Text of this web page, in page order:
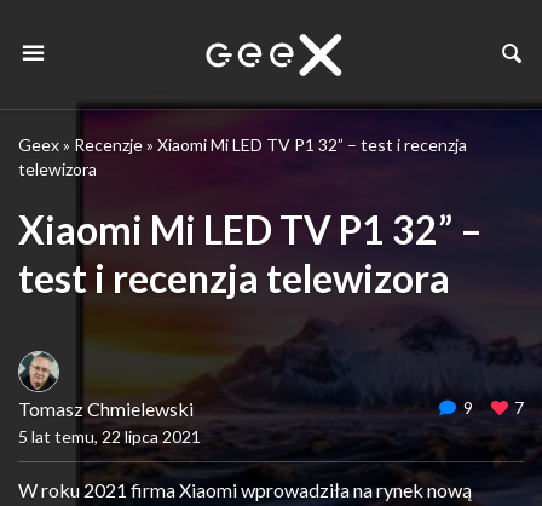
Geex» Recenzje» Xiaomi Mi LED TV P1 32” – test i recenzja
telewizora
Xiaomi Mi LED TV P1 32” –
test i recenzja telewizora
Tomasz Chmielewski
5 lat temu, 22 lipca 2021
9 7
W roku 2021 firma Xiaomi wprowadziła na rynek nową